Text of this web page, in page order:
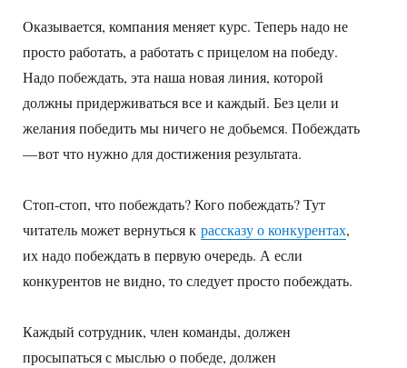
Оказывается, компания меняет курс. Теперь надо не
просто работать, а работать с прицелом на победу.
Надо побеждать, эта наша новая линия, которой
должны придерживаться все и каждый. Без цели и
желания победить мы ничего не добьемся. Побеждать
— вот что нужно для достижения результата.
Стоп-стоп, что побеждать? Кого побеждать? Тут
читатель может вернуться к рассказу о конкурентах,
их надо побеждать в первую очередь. А если
конкурентов не видно, то следует просто побеждать.
Каждый сотрудник, член команды, должен
просыпаться с мыслью о победе, должен